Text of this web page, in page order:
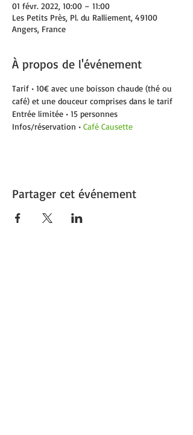
01 févr. 2022, 10:00 – 11:00
Les Petits Près, Pl. du Ralliement, 49100
Angers, France
À propos de l'événement
Tarif • 10€ avec une boisson chaude (thé ou
café) et une douceur comprises dans le tarif
Entrée limitée • 15 personnes
Infos/réservation • Café Causette
Partager cet événement